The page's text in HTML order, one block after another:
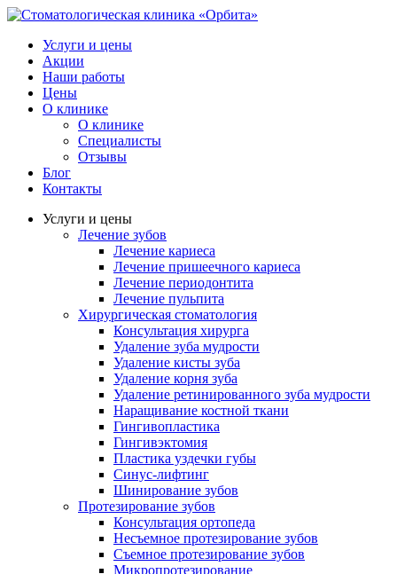
Услуги и цены
Акции
Наши работы
Цены
О клинике
О клинике
Специалисты
Отзывы
Блог
Контакты
Услуги и цены
Лечение зубов
Лечение кариеса
Лечение пришеечного кариеса
Лечение периодонтита
Лечение пульпита
Хирургическая стоматология
Консультация хирурга
Удаление зуба мудрости
Удаление кисты зуба
Удаление корня зуба
Удаление ретинированного зуба мудрости
Наращивание костной ткани
Гингивопластика
Гингивэктомия
Пластика уздечки губы
Синус-лифтинг
Шинирование зубов
Протезирование зубов
Консультация ортопеда
Несъемное протезирование зубов
Съемное протезирование зубов
Микропротезирование